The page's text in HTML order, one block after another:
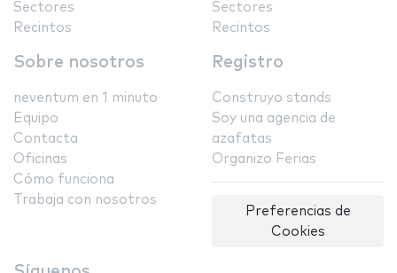
Sectores
Recintos
Sectores
Recintos
Sobre nosotros
neventum en 1 minuto
Equipo
Contacta
Oficinas
Cómo funciona
Trabaja con nosotros
Registro
Construyo stands
Soy una agencia de
azafatas
Organizo Ferias
Preferencias de
Cookies